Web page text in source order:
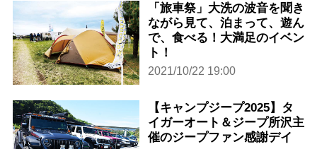
「旅車祭」大洗の波音を聞き
ながら見て、泊まって、遊ん
で、食べる！大満足のイベン
ト！
2021/10/22 19:00
【キャンプジープ2025】タ
イガーオート＆ジープ所沢主
催のジープファン感謝デイ